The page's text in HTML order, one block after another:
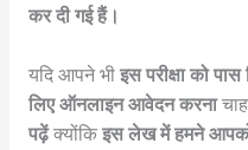
कर दी गई हैं।
यदि आपने भी इस परीक्षा को
लिए ऑनलाइन आवेदन करना
पढ़ेंक्योंकि इस लेख में हमने आपको